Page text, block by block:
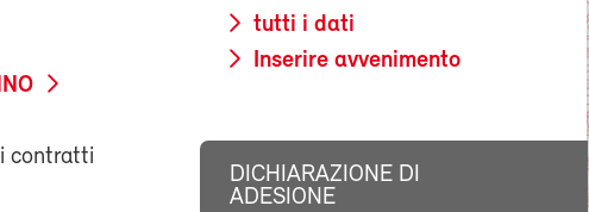
contratti
tutti i dati
Inserire avvenimento
DICHIARAZIONE DI
ADESIONE